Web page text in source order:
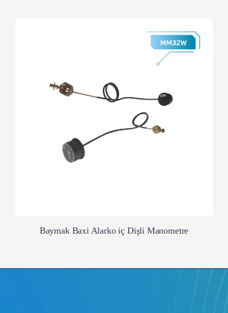
Baymak Baxi Alarko iç Dişli Manometre